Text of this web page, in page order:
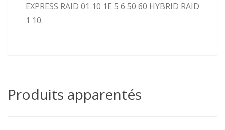
EXPRESS RAID 01 10 1E 5 6 50 60 HYBRID RAID
1 10.
Produits apparentés